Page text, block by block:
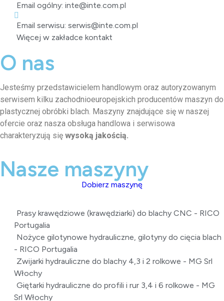
Email ogólny: inte@inte.com.pl
Email serwisu: serwis@inte.com.pl
Więcej w zakładce kontakt
O nas
Jesteśmy przedstawicielem handlowym oraz autoryzowanym
serwisem kilku zachodnioeuropejskich producentów maszyn do
plastycznej obróbki blach. Maszyny znajdujące się w naszej
ofercie oraz nasza obsługa handlowa i serwisowa
charakteryzują się wysoką jakością.
Nasze maszyny
Dobierz maszynę
Prasy krawędziowe (krawędziarki) do blachy CNC - RICO
Portugalia
Nożyce gilotynowe hydrauliczne, gilotyny do cięcia blach
- RICO Portugalia
Zwijarki hydrauliczne do blachy 4,3 i 2 rolkowe - MG Srl
Włochy
Giętarki hydrauliczne do profili i rur 3,4 i 6 rolkowe - MG
Srl Włochy